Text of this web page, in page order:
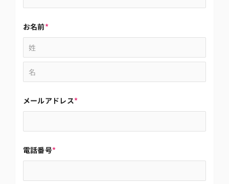
お名前*
メールアドレス*
電話番号*